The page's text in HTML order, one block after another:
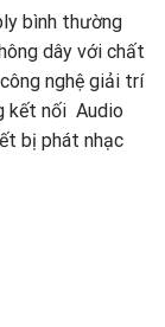
bình thường
dây với chất
nghệ giải trí
kết nối Audio
bị phát nhạc